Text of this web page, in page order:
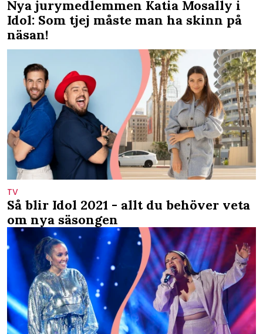
Nya jurymedlemmen Katia Mosally i
Idol: Som tjej måste man ha skinn på
näsan!
TV
Så blir Idol 2021 - allt du behöver veta
om nya säsongen